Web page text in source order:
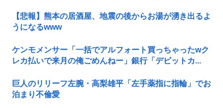
【悲報】熊本の居酒屋、地震の後からお湯が湧き出るよ
うになるwww
ケンモメンサー「一括でアルフォート買っちゃったwク
レカ払いで来月の俺ごめんねー」銀行「デビットカ...
巨人のリリーフ左腕・高梨雄平「左手薬指に指輪」でお
泊まり不倫愛